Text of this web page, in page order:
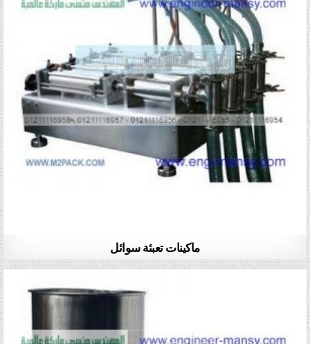
ماكينات تعبئة سوائل